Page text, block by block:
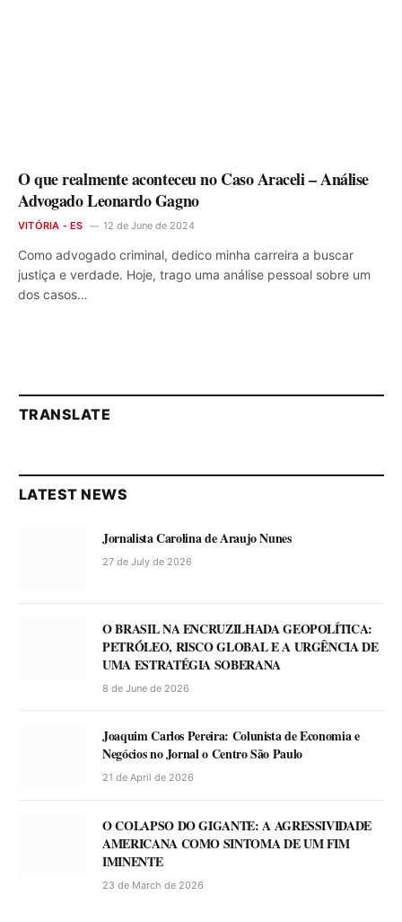
O que realmente aconteceu no Caso Araceli – Análise
Advogado Leonardo Gagno
VITÓRIA - ES 12 de June de 2024
Como advogado criminal, dedico minha carreira a buscar
justiça e verdade. Hoje, trago uma análise pessoal sobre um
dos casos…
TRANSLATE
LATEST NEWS
Jornalista Carolina de Araujo Nunes
27 de July de 2026
O BRASIL NA ENCRUZILHADA GEOPOLÍTICA:
PETRÓLEO, RISCO GLOBAL E A URGÊNCIA DE
UMA ESTRATÉGIA SOBERANA
8 de June de 2026
Joaquim Carlos Pereira: Colunista de Economia e
Negócios no Jornal o Centro São Paulo
21 de April de 2026
O COLAPSO DO GIGANTE: A AGRESSIVIDADE
AMERICANA COMO SINTOMA DE UM FIM
IMINENTE
23 de March de 2026